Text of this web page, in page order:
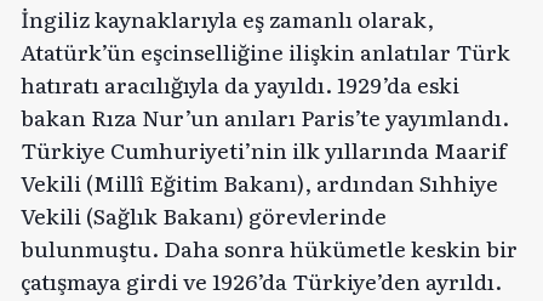
İngiliz kaynaklarıyla eş zamanlı olarak,
Atatürk’ün eşcinselliğine ilişkin anlatılar Türk
hatıratı aracılığıyla da yayıldı. 1929’da eski
bakan Rıza Nur’un anıları Paris’te yayımlandı.
Türkiye Cumhuriyeti’nin ilk yıllarında Maarif
Vekili (Millî Eğitim Bakanı), ardından Sıhhiye
Vekili (Sağlık Bakanı) görevlerinde
bulunmuştu. Daha sonra hükümetle keskin bir
çatışmaya girdi ve 1926’da Türkiye’den ayrıldı.